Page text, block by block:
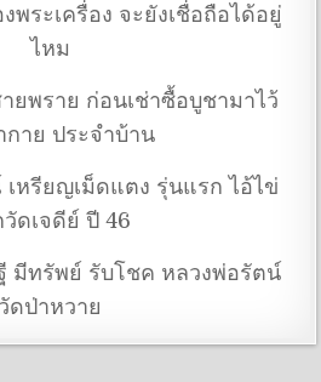
พระเครื่อง จะยังเชื่อถือได้อยู่
ไหม
ยพราย ก่อนเช่าซื้อบูชามาไว้
กาย ประจำบ้าน
เหรียญเม็ดแตง รุ่นแรก ไอ้ไข่
วัดเจดีย์ ปี 46
มีทรัพย์ รับโชค หลวงพ่อรัตน์
วัดป่าหวาย